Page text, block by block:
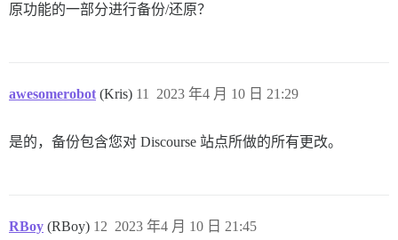
原功能的一部分进行备份/还原？
awesomerobot (Kris) 2023 年4 月 10 日 21:29
11
是的，备份包含您对 Discourse 站点所做的所有更改。
RBoy (RBoy) 2023 年4 月 10 日 21:45
12